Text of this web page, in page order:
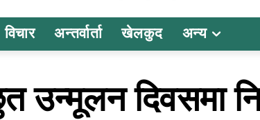
विचार अन्तर्वार्ता खेलकुद अन्य
उन्मूलन दिवसमा